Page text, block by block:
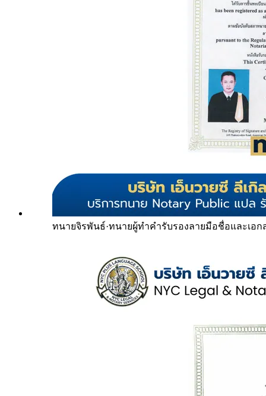
ทนายจิรพันธ์·ทนายผู้ทำคำรับรองลายมือชื่อและเอก